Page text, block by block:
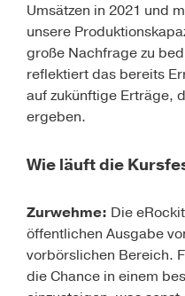
Umsätzen in 2021 und
unsere
große Nachfrage zu
reflektiert das bereits
auf zukünftige Erträge,
ergeben.
Wie läuft die
Zurwehme: Die
öffentlichen Ausgabe
vorbörslichen Bereich.
die Chance in einem